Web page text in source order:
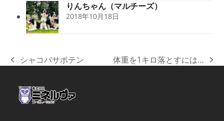
りんちゃん（マルチーズ）
2018年10月18日
previous
シャコバサボテン
next
体重を1キロ落とすには…